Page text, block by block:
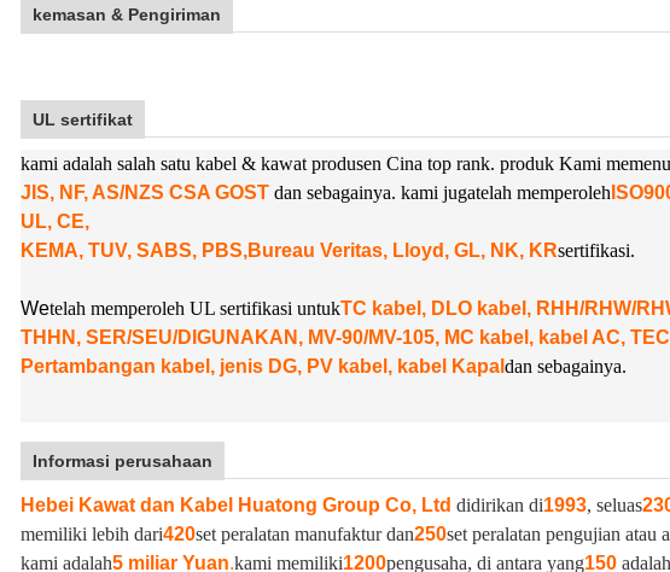
kemasan & Pengiriman
UL sertifikat
kami adalah salah satu kabel & kawat produsen Cina top rank. produk Kami
JIS, NF, AS/NZS CSA GOST dan sebagainya. kami jugatelah memperoleh
UL, CE,
KEMA, TUV, SABS, PBS,Bureau Veritas, Lloyd, GL, NK, KRsertifikasi.
Wetelah memperoleh UL sertifikasi untukTC kabel, DLO kabel, RHH/RHW/
THHN, SER/SEU/DIGUNAKAN, MV-90/MV-105, MC kabel, kabel AC,
Pertambangan kabel, jenis DG, PV kabel, kabel Kapal dan sebagainya.
Informasi perusahaan
Hebei Kawat dan Kabel Huatong Group Co, Ltd didirikan di1993, seluas
memiliki lebih dari420set peralatan manufaktur dan250set peralatan pengujian atau
kami adalah5 miliar Yuan.kami memiliki1200pengusaha, di antara yang150